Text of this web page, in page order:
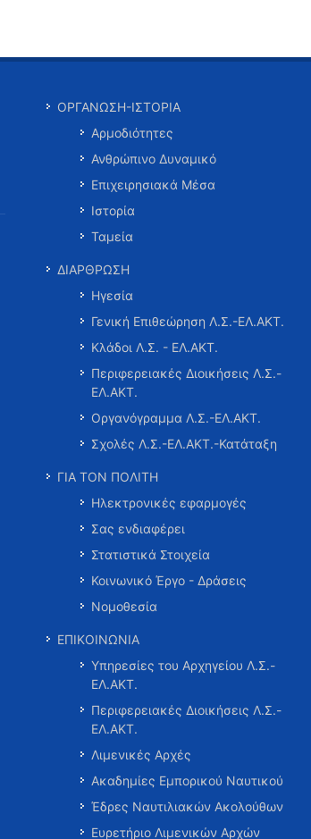
ΟΡΓΑΝΩΣΗ-ΙΣΤΟΡΙΑ
Αρμοδιότητες
Ανθρώπινο Δυναμικό
Επιχειρησιακά Μέσα
Ιστορία
Ταμεία
ΔΙΑΡΘΡΩΣΗ
Ηγεσία
Γενική Επιθεώρηση Λ.Σ.-ΕΛ.ΑΚΤ.
Κλάδοι Λ.Σ. - ΕΛ.ΑΚΤ.
Περιφερειακές Διοικήσεις Λ.Σ.-
ΕΛ.ΑΚΤ.
Οργανόγραμμα Λ.Σ.-ΕΛ.ΑΚΤ.
Σχολές Λ.Σ.-ΕΛ.ΑΚΤ.-Κατάταξη
ΓΙΑ ΤΟΝ ΠΟΛΙΤΗ
Ηλεκτρονικές εφαρμογές
Σας ενδιαφέρει
Στατιστικά Στοιχεία
Κοινωνικό Έργο - Δράσεις
Νομοθεσία
ΕΠΙΚΟΙΝΩΝΙΑ
Υπηρεσίες του Αρχηγείου Λ.Σ.-
ΕΛ.ΑΚΤ.
Περιφερειακές Διοικήσεις Λ.Σ.-
ΕΛ.ΑΚΤ.
Λιμενικές Αρχές
Ακαδημίες Εμπορικού Ναυτικού
Έδρες Ναυτιλιακών Ακολούθων
Ευρετήριο Λιμενικών Αρχών